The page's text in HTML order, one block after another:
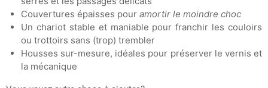
Couvertures épaisses pour amortir le moindre choc
Un chariot stable et maniable pour franchir les couloirs
ou trottoirs sans (trop) trembler
Housses sur-mesure, idéales pour préserver le vernis et
la mécanique